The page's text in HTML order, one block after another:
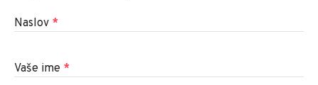
Naslov *
Vaše ime *